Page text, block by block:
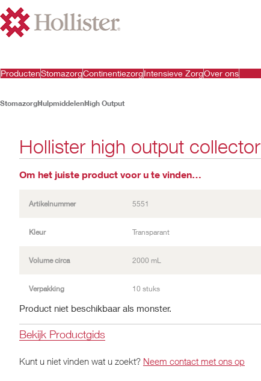
ProductenStomazorgContinentiezorgIntensieve ZorgOver ons
StomazorgHulpmiddelenHigh Output
Hollister high output collector
Om het juiste product voor u te vinden…
Artikelnummer 5551
Kleur Transparant
Volume circa 2000 mL
Verpakking 10 stuks
Product niet beschikbaar als monster.
Bekijk Productgids
Kunt u niet vinden wat u zoekt? Neem contact met ons op